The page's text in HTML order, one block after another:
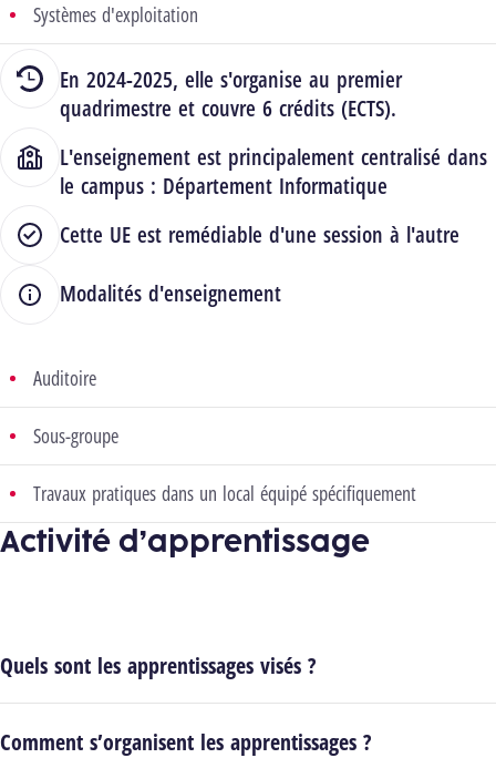
Systèmes d'exploitation
En 2024-2025, elle s'organise au premier
quadrimestre et couvre 6 crédits (ECTS).
L'enseignement est principalement centralisé dans
le campus : Département Informatique
Cette UE est remédiable d'une session à l'autre
Modalités d'enseignement
Auditoire
Sous-groupe
Travaux pratiques dans un local équipé spécifiquement
Activité d’apprentissage
Quels sont les apprentissages visés ?
Comment s’organisent les apprentissages ?